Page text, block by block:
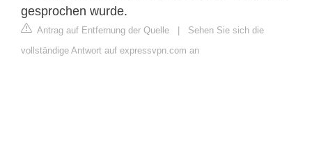
gesprochen wurde.
Antrag auf Entfernung der Quelle | Sehen Sie sich die
vollständige Antwort auf expressvpn.com an